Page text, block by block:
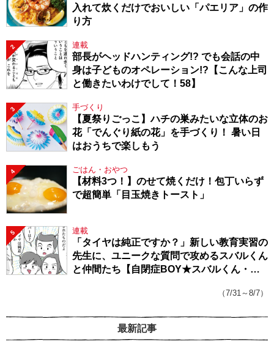
入れて炊くだけでおいしい「パエリア」の作
り方
2 連載
部長がヘッドハンティング!? でも会話の中
身は子どものオペレーション!?【こんな上司
と働きたいわけでして！58】
3 手づくり
【夏祭りごっこ】ハチの巣みたいな立体のお
花「でんぐり紙の花」を手づくり！ 暑い日
はおうちで楽しもう
4 ごはん・おやつ
【材料3つ！】のせて焼くだけ！包丁いらず
で超簡単「目玉焼きトースト」
5 連載
「タイヤは純正ですか？」新しい教育実習の
先生に、ユニークな質問で攻めるスバルくん
と仲間たち【自閉症BOY★スバルくん・
（7/31～8/7）
最新記事